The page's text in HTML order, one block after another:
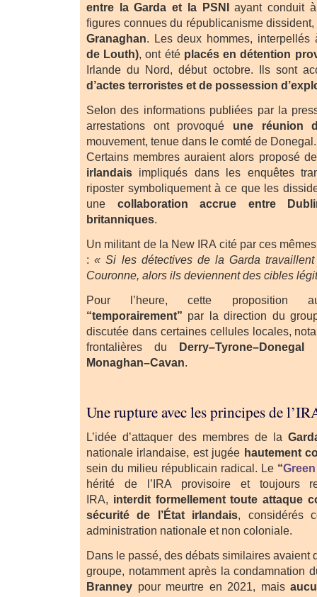
entre la Garda et la PSNIayant conduit à
figures connues du républicanisme dissident,
Granaghan. Les deux hommes,
de Louth), ont été placés en détention
Irlande du Nord, début octobre. Ils sont
d’actes terroristes et de possession
Selon des informations publiées par la
arrestations ont provoqué une réunion
mouvement, tenue dans le comté de Donegal.
Certains membres auraient alors proposé
irlandais impliqués dans les enquêtes
riposter symboliquement à ce que les
une collaboration accrue entre
britanniques.
Un militant de la New IRA cité par ces
:« Si les détectives de la Garda
Couronne, alors ils deviennent des cibles
Pour l’heure, cette
“temporairement” par la direction du
discutée dans certaines cellules locales,
frontalières du Derry–Tyrone–Donegal
Monaghan–Cavan.
Une rupture avec les principes de
L’idée d’attaquer des membres de la
nationale irlandaise, est jugée hautement
sein du milieu républicain radical. Le “
hérité de l’IRA provisoire et toujours
IRA, interdit formellement toute attaque
sécurité de l’État irlandais, considérés
administration nationale et non coloniale.
Dans le passé, des débats similaires avaient
groupe, notamment après la condamnation
Branney pour meurtre en 2021, mais